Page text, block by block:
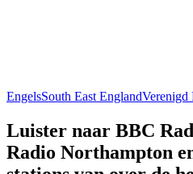
EngelsSouth East England
Luister naar BBC
Radio Northampton